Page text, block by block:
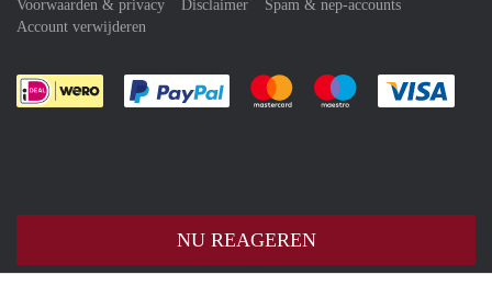
NU REAGEREN
Voorwaarden & privacy
Disclaimer
Spam & nep-accounts
Account verwijderen
Je rekent gemakkelijk af met Paypal
Je rekent gemakkelijk af met
Je rekent